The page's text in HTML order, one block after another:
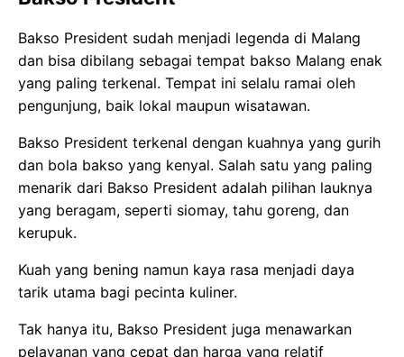
Bakso President sudah menjadi legenda di Malang
dan bisa dibilang sebagai tempat bakso Malang enak
yang paling terkenal. Tempat ini selalu ramai oleh
pengunjung, baik lokal maupun wisatawan.
Bakso President terkenal dengan kuahnya yang gurih
dan bola bakso yang kenyal. Salah satu yang paling
menarik dari Bakso President adalah pilihan lauknya
yang beragam, seperti siomay, tahu goreng, dan
kerupuk.
Kuah yang bening namun kaya rasa menjadi daya
tarik utama bagi pecinta kuliner.
Tak hanya itu, Bakso President juga menawarkan
pelayanan yang cepat dan harga yang relatif